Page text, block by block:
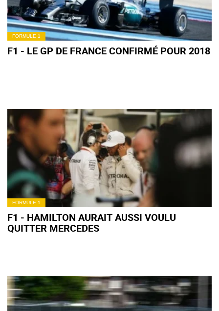
FORMULE 1
F1 - LE GP DE FRANCE CONFIRMÉ POUR 2018
FORMULE 1
F1 - HAMILTON AURAIT AUSSI VOULU
QUITTER MERCEDES